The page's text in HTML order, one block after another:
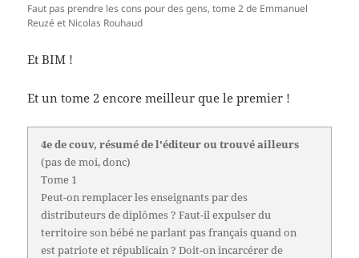
Faut pas prendre les cons pour des gens, tome 2 de Emmanuel
Reuzé et Nicolas Rouhaud
Et BIM !
Et un tome 2 encore meilleur que le premier !
4e de couv, résumé de l'éditeur ou trouvé ailleurs
(pas de moi, donc)
Tome 1
Peut-on remplacer les enseignants par des
distributeurs de diplômes ? Faut-il expulser du
territoire son bébé ne parlant pas français quand on
est patriote et républicain ? Doit-on incarcérer de